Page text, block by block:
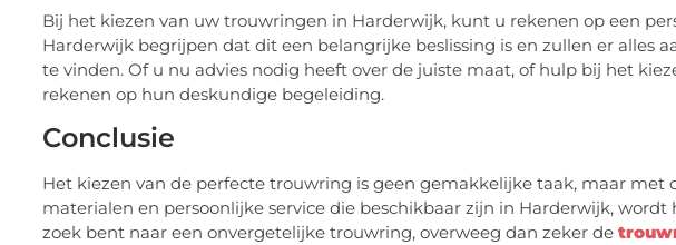
Bij het kiezen van uw trouwringen in Harderwijk, kunt u rekenen op een
Harderwijk begrijpen dat dit een belangrijke beslissing is en zullen er alles
te vinden. Of u nu advies nodig heeft over de juiste maat, of hulp bij het
rekenen op hun deskundige begeleiding.
Conclusie
Het kiezen van de perfecte trouwring is geen gemakkelijke taak, maar met
materialen en persoonlijke service die beschikbaar zijn in Harderwijk, wordt
zoek bent naar een onvergetelijke trouwring, overweeg dan zeker de